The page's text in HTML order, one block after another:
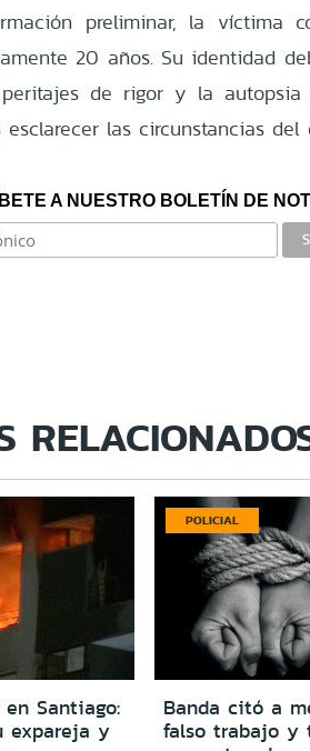
preliminar, la víctima
20 años. Su identidad
de rigor y la autopsia
las circunstancias del
A NUESTRO BOLETÍN DE
Santiago:
expareja y
POLICIAL
Banda citó a
falso trabajo y